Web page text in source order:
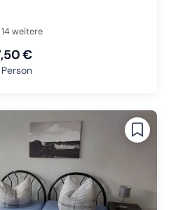
14 weitere
€